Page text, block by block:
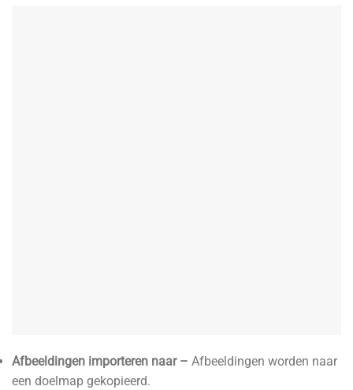
Afbeeldingen importeren naar – Afbeeldingen worden naar
een doelmap gekopieerd.